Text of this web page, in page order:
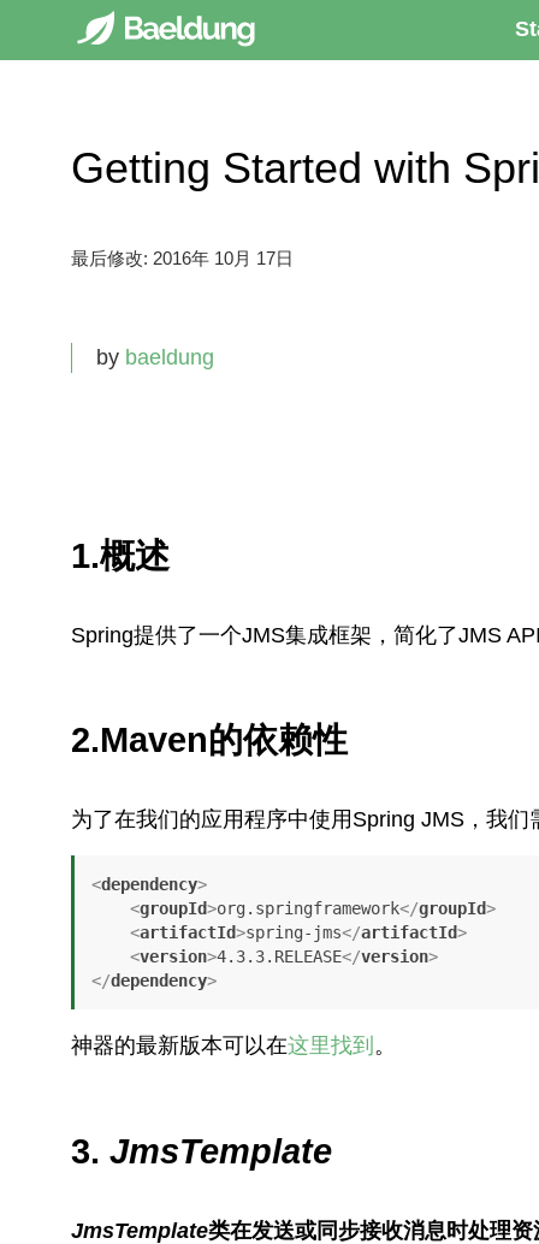
Getting Started with
最后修改: 2016年 10月 17日
by baeldung
1.概述
Spring提供了一个JMS集成框架，简化了JMS
2.Maven的依赖性
为了在我们的应用程序中使用Spring JMS，我们
<dependency>
<groupId>org.springframework</groupId>
<artifactId>spring-jms</artifactId>
<version>4.3.3.RELEASE</version>
</dependency>
神器的最新版本可以在这里找到 。
3. JmsTemplate
JmsTemplate类在发送或同步接收消息时处理